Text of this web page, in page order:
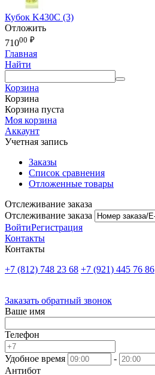
Кубок K430C (3)
Отложить
71000 ₽
Главная
Найти
Корзина
Корзина
Корзина пуста
Моя корзина
Аккаунт
Учетная запись
Заказы
Список сравнения
Отложенные товары
Отслеживание заказа
Отслеживание заказа
ВойтиРегистрация
Контакты
Контакты
+7 (812) 748 23 68 +7 (921) 445 76 86
Заказать обратный звонок
Ваше имя
Телефон
Удобное время
-
Антибот